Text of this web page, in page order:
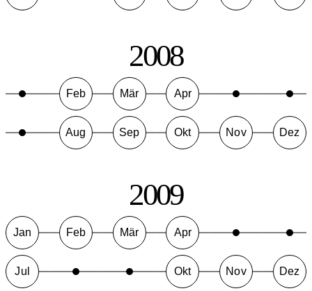
2008
Feb Mär Apr
Aug Sep Okt Nov Dez
2009
Jan Feb Mär Apr
Jul Okt Nov Dez